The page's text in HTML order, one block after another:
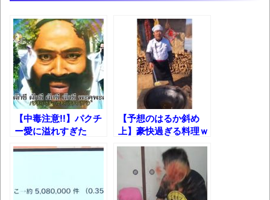
果速報（仮）
体験談：仕事で同じビルの中に入っている
グループ会社の嫁子 [ほのぼの]
葉月つばさちゃん、昔から見てるんだけど
かなりお姉さんになったね
壊れたエアコンと歌えないボク
バージョンアップ情報更新 AOMEI
Backupper Standard 8.3.0 などバージョンア
高嶋ちさ子、ダウン症の姉が暴行事件！事
【中毒注意!!】パクチ
ー愛に溢れすぎた
MV『パクチー・ヘブ
【予想のはるか斜め
上】豪快過ぎる料理ｗ
【衝撃のオチ!!】